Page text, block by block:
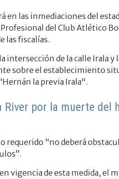
en las inmediaciones del
del Club Atlético
las fiscalías.
intersección de la calle Irala
sobre el establecimiento
la previa Irala".
River por la muerte del
requerido “no deberá
vigencia de esta medida, el